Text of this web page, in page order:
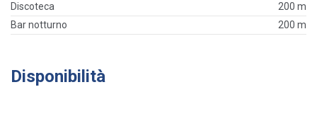
Discoteca
200 m
Bar notturno
200 m
Disponibilità